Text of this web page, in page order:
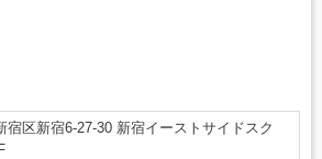
宿区新宿6-27-30 新宿イーストサイドスク